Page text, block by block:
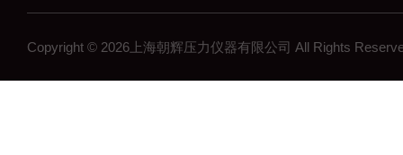
Copyright © 2026上海朝辉压力仪器有限公司 All Rights